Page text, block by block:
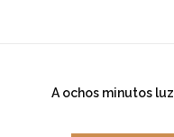
A ochos minutos luz